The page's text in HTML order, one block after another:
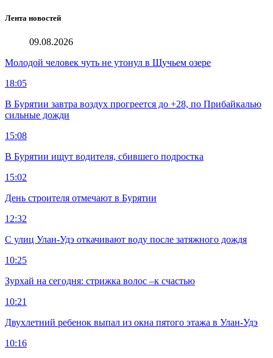
Лента новостей
09.08.2026
Молодой человек чуть не утонул в Щучьем озере
18:05
В Бурятии завтра воздух прогреется до +28, по Прибайкалью
сильные дожди
15:08
В Бурятии ищут водителя, сбившего подростка
15:02
День строителя отмечают в Бурятии
12:32
С улиц Улан-Удэ откачивают воду после затяжного дождя
10:25
Зурхай на сегодня: стрижка волос –к счастью
10:21
Двухлетний ребенок выпал из окна пятого этажа в Улан-Удэ
10:16